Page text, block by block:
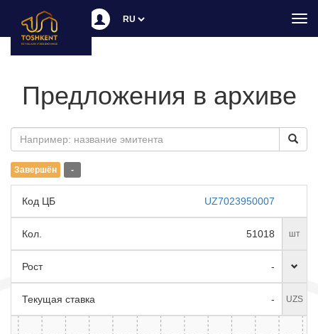
Предложения в архиве
Завершён -
Код ЦБ UZ7023950007
Кол. 51018 шт
Рост -
Текущая ставка - UZS